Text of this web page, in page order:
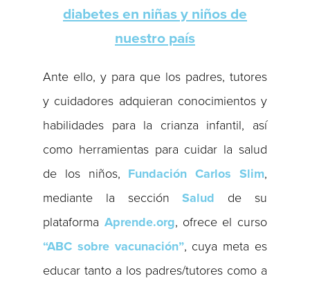
diabetes en niñas y niños de
nuestro país
Ante ello, y para que los padres, tutores
y cuidadores adquieran conocimientos y
habilidades para la crianza infantil, así
como herramientas para cuidar la salud
de los niños, Fundación Carlos Slim,
mediante la secciónSalud de su
plataforma Aprende.org, ofrece el curso
“ABC sobre vacunación”, cuya meta es
educar tanto a los padres/tutores como a